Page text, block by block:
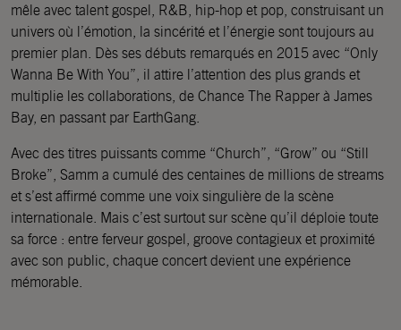
mêle avec talent gospel, R&B, hip-hop et pop, construisant un
univers où l’émotion, la sincérité et l’énergie sont toujours au
premier plan. Dès ses débuts remarqués en 2015 avec “Only
Wanna Be With You”, il attire l’attention des plus grands et
multiplie les collaborations, de Chance The Rapper à James
Bay, en passant par EarthGang.
Avec des titres puissants comme “Church”, “Grow” ou “Still
Broke”, Samm a cumulé des centaines de millions de streams
et s’est affirmé comme une voix singulière de la scène
internationale. Mais c’est surtout sur scène qu’il déploie toute
sa force : entre ferveur gospel, groove contagieux et proximité
avec son public, chaque concert devient une expérience
mémorable.